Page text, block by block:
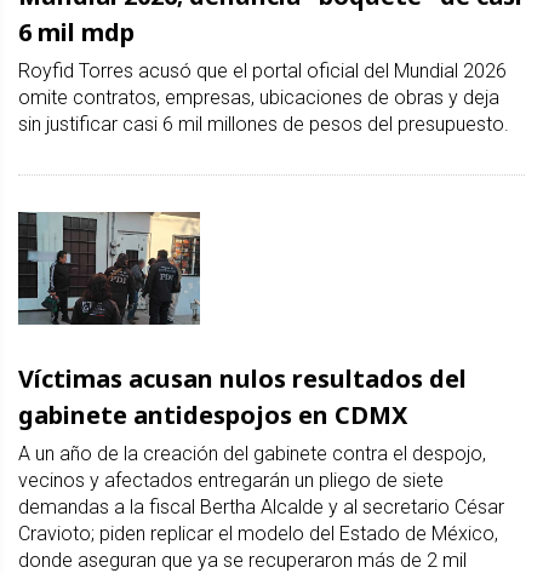
6 mil mdp
Royfid Torres acusó que el portal oficial del Mundial 2026
omite contratos, empresas, ubicaciones de obras y deja
sin justificar casi 6 mil millones de pesos del presupuesto.
Víctimas acusan nulos resultados del
gabinete antidespojos en CDMX
A un año de la creación del gabinete contra el despojo,
vecinos y afectados entregarán un pliego de siete
demandas a la fiscal Bertha Alcalde y al secretario César
Cravioto; piden replicar el modelo del Estado de México,
donde aseguran que ya se recuperaron más de 2 mil